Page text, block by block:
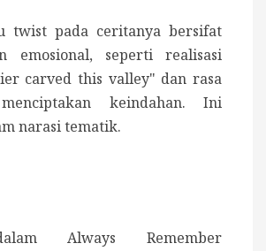
twist pada ceritanya bersifat
emosional, seperti realisasi
carved this valley" dan rasa
keindahan. Ini
narasi tematik.
Always Remember